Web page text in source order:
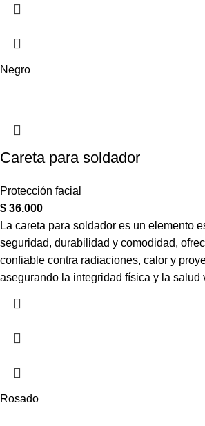
Negro
Careta para soldador
Protección facial
$ 36.000
La careta para soldador es un elemento
seguridad, durabilidad y comodidad,
confiable contra radiaciones, calor y
asegurando la integridad física y la salud
Rosado